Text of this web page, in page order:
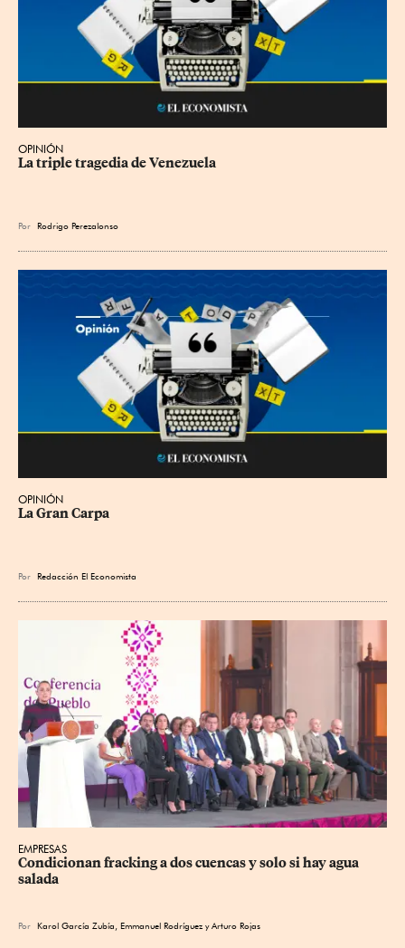
OPINIÓN
La triple tragedia de Venezuela
Por Rodrigo Perezalonso
OPINIÓN
La Gran Carpa
Por Redacción El Economista
EMPRESAS
Condicionan fracking a dos cuencas y solo si hay agua
salada
Por Karol García Zubía, Emmanuel Rodríguez yArturo Rojas